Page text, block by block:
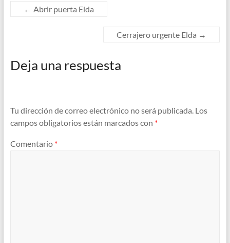
← Abrir puerta Elda
Cerrajero urgente Elda →
Deja una respuesta
Tu dirección de correo electrónico no será publicada. Los
campos obligatorios están marcados con *
Comentario *